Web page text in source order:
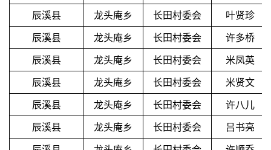
辰溪县
龙头庵乡 长田村委会
叶贤珍
辰溪县
龙头庵乡 长田村委会
许多桥
辰溪县
龙头庵乡 长田村委会
米凤英
辰溪县
龙头庵乡 长田村委会
米贤文
辰溪县
龙头庵乡 长田村委会
许八儿
辰溪县
龙头庵乡 长田村委会
吕书亮